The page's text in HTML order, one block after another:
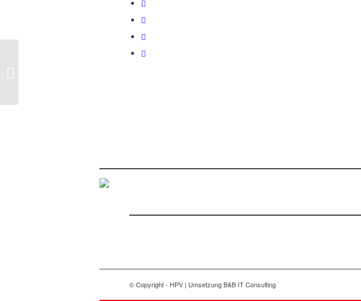
© Copyright - HPV | Umsetzung B&B IT Consulting